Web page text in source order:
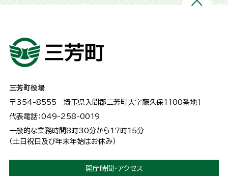
三芳町役場
〒354-8555 埼玉県入間郡三芳町大字藤久保1100番地１
代表電話：049-258-0019
一般的な業務時間8時30分から17時15分
（土日祝日及び年末年始はお休み）
開庁時間・アクセス